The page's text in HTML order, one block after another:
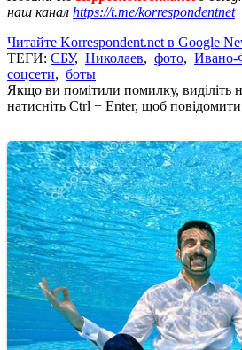
наш канал https://t.me/korrespondentnet
Читайте Korrespondent.net в Google
ТЕГИ: СБУ, Николаев, фото, Ивано-
соцсети, боты
Якщо ви помітили помилку, виділіть
натисніть Ctrl + Enter, щоб